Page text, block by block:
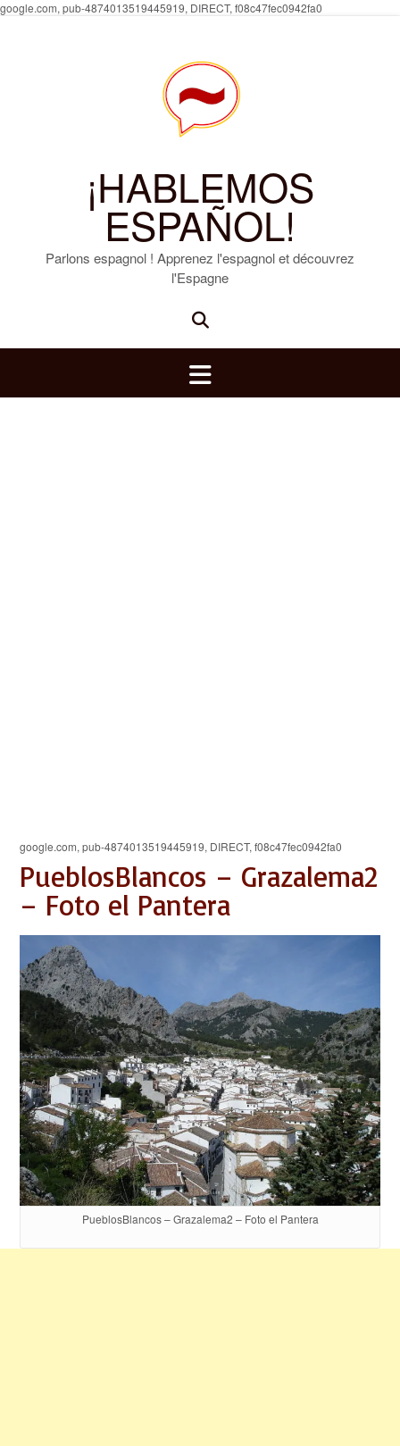
google.com, pub-4874013519445919, DIRECT, f08c47fec0942fa0
¡HABLEMOS
ESPAÑOL!
Parlons espagnol ! Apprenez l'espagnol et découvrez
l'Espagne
google.com, pub-4874013519445919, DIRECT, f08c47fec0942fa0
PueblosBlancos – Grazalema2
– Foto el Pantera
PueblosBlancos – Grazalema2 – Foto el Pantera